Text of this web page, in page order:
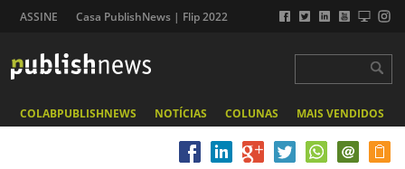
ASSINE Casa PublishNews | Flip 2022
COLABPUBLISHNEWS NOTÍCIAS COLUNAS MAIS VENDIDOS